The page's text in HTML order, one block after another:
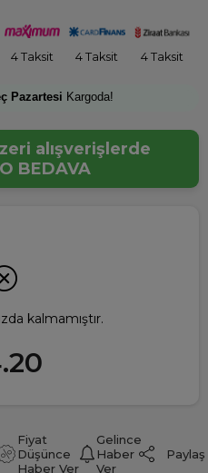
4 Taksit 4 Taksit 4 Taksit
Pazartesi Kargoda!
alışverişlerde
BEDAVA
kalmamıştır.
Fiyat
Düşünce
Haber Ver
Gelince
Haber
Ver
Paylaş